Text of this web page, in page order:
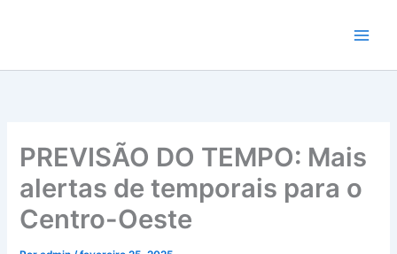
conteúdo
PREVISÃO DO TEMPO: Mais
alertas de temporais para o
Centro-Oeste